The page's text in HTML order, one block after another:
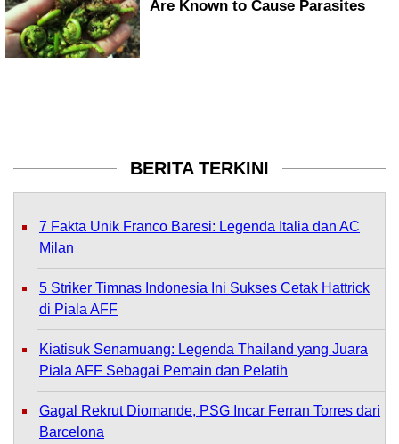
BERITA TERKINI
7 Fakta Unik Franco Baresi: Legenda Italia dan AC
Milan
5 Striker Timnas Indonesia Ini Sukses Cetak Hattrick
di Piala AFF
Kiatisuk Senamuang: Legenda Thailand yang Juara
Piala AFF Sebagai Pemain dan Pelatih
Gagal Rekrut Diomande, PSG Incar Ferran Torres dari
Barcelona